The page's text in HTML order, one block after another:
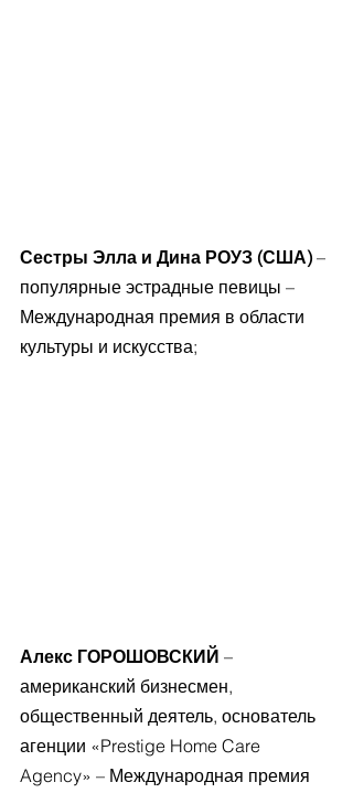
Сестры Элла и Дина РОУЗ (США) –
популярные эстрадные певицы –
Международная премия в области
культуры и искусства;
Алекс ГОРОШОВСКИЙ –
американский бизнесмен,
общественный деятель, основатель
агенции «Prestige Home Care
Agency» – Международная премия